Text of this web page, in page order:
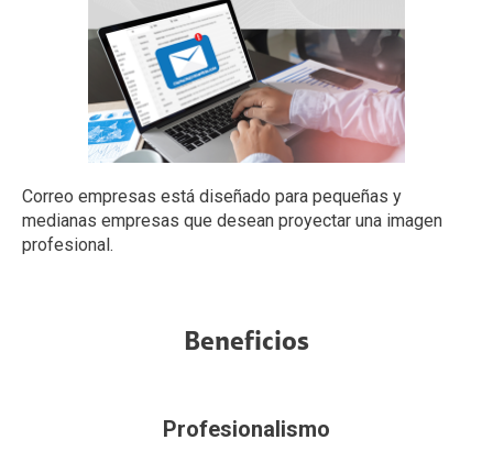
Correo empresas está diseñado para pequeñas y
medianas empresas que desean proyectar una imagen
profesional.
Beneficios
Profesionalismo